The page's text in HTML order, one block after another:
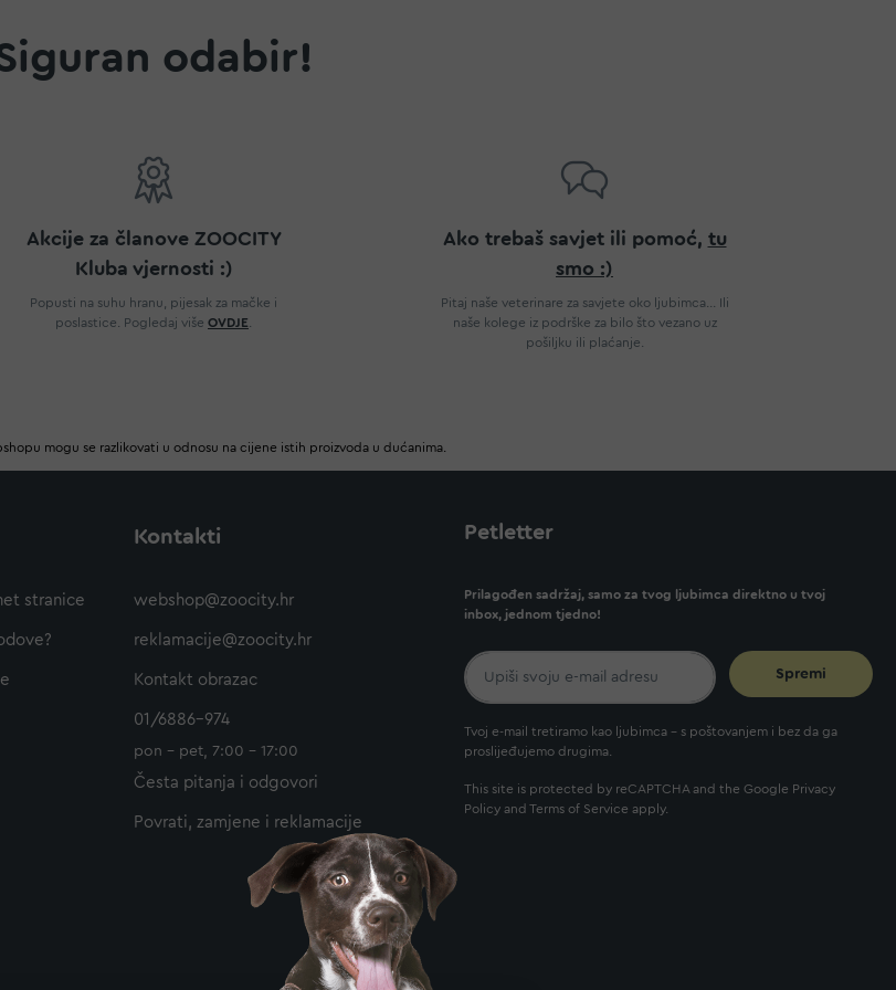
odabir!
Akcije za članove ZOOCITY
Kluba vjernosti :)
Popusti na suhu hranu, pijesak za mačke i
poslastice. Pogledaj više OVDJE
Ako trebaš savjet ili pomoć, tu
smo :)
Pitaj naše veterinare za savjete oko ljubimca... Ili
naše kolege iz podrške za bilo što vezano uz
pošiljku ili plaćanje.
mogu se razlikovati u odnosu na cijene istih proizvoda u dućanima.
stranice
Kontakti
webshop@zoocity.hr
reklamacije@zoocity.hr
Kontakt obrazac
01/6886-974
pon - pet, 7:00 - 17:00
Česta pitanja i odgovori
Povrati, zamjene i reklamacije
Petletter
Prilagođen sadržaj, samo za tvog ljubimca direktno u tvoj
inbox, jednom tjedno!
Spremi
Tvoj e-mail tretiramo kao ljubimca - s poštovanjem i bez da ga
proslijeđujemo drugima.
This site is protected by reCAPTCHA and the Google Privacy
Policy and Terms of Service apply.